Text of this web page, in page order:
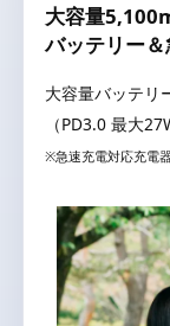
大容量
バッテリー
大容量バッテリ
（PD3.0 最大
※急速充電対応充電